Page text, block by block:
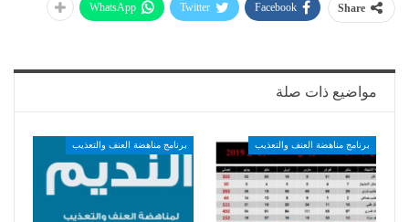
Share
Facebook
Twitter
WhatsApp
مواضيع ذات صلة
برنامج مناهضة العنف والتعذيب برنامج مناهضة العنف والتعذيب